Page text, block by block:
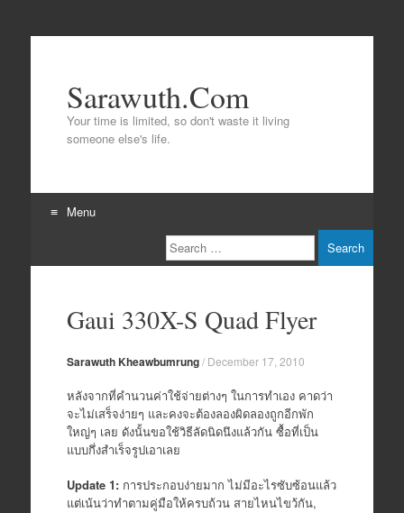
Sarawuth.Com
Your time is limited, so don't waste it living
someone else's life.
Menu
to
Search
Gaui 330X-S Quad Flyer
Sarawuth Kheawbumrung/ December 17, 2010
หลังจากที่คำนวนค่าใช้จ่ายต่างๆ ในการทำเอง คาดว่า
จะไม่เสร็จง่ายๆ และคงจะต้องลองผิดลองถูกอีกพัก
ใหญ่ๆ เลย ดังนั้นขอใช้วิธีลัดนิดนึงแล้วกัน ซื้อที่เป็น
แบบกึ่งสำเร็จรูปเอาเลย
Update 1:การประกอบง่ายมาก ไม่มีอะไรซับซ้อนแล้ว
แต่เน้นว่าทำตามคู่มือให้ครบถ้วน สายไหนไขว้กัน,